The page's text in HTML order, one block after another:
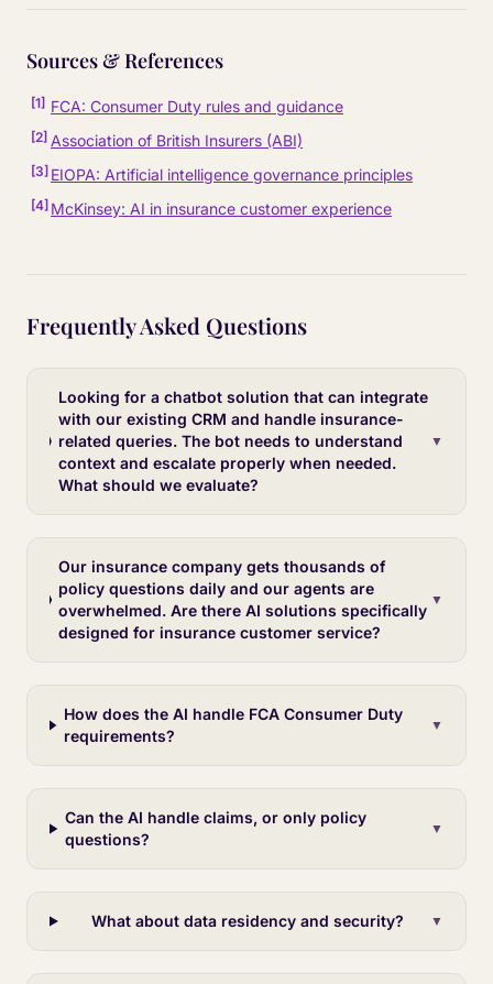
Sources & References
[1] FCA: Consumer Duty rules and guidance
[2] Association of British Insurers (ABI)
[3] EIOPA: Artificial intelligence governance principles
[4] McKinsey: AI in insurance customer experience
Frequently Asked Questions
Looking for a chatbot solution that can integrate
with our existing CRM and handle insurance-
related queries. The bot needs to understand
context and escalate properly when needed.
What should we evaluate?
▼
Our insurance company gets thousands of
policy questions daily and our agents are
overwhelmed. Are there AI solutions specifically
designed for insurance customer service?
▼
How does the AI handle FCA Consumer Duty
requirements?
▼
Can the AI handle claims, or only policy
questions?
▼
What about data residency and security? ▼